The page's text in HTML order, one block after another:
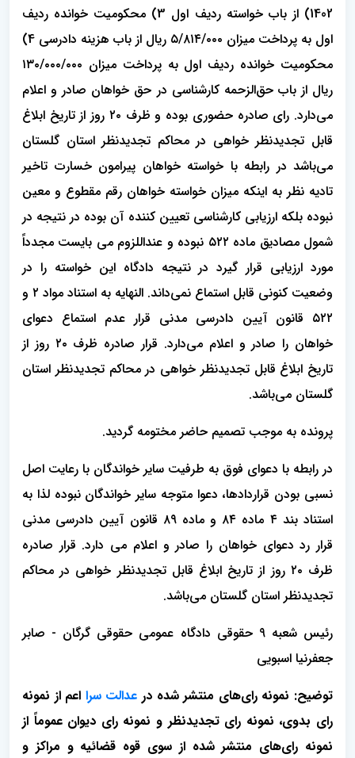
1402) از باب خواسته ردیف اول 3) محکومیت خوانده ردیف
اول به پرداخت میزان ۵/۸۱۴/۰۰۰ ریال از باب هزینه دادرسی 4)
محکومیت خوانده ردیف اول به پرداخت میزان ۱۳۰/۰۰۰/۰۰۰
ریال از باب حق‌الزحمه کارشناسی در حق خواهان صادر و اعلام
می‌دارد. رای صادره حضوری بوده و ظرف ۲۰ روز از تاریخ ابلاغ
قابل تجدیدنظر خواهی در محاکم تجدیدنظر استان گلستان
می‌باشد در رابطه با خواسته خواهان پیرامون خسارت تاخیر
تادیه نظر به اینکه میزان خواسته خواهان رقم مقطوع و معین
نبوده بلکه ارزیابی کارشناسی تعیین کننده آن بوده در نتیجه در
شمول مصادیق ماده ۵۲۲ نبوده و عنداللزوم می بایست مجدداً
مورد ارزیابی قرار گیرد در نتیجه دادگاه این خواسته را در
وضعیت کنونی قابل استماع نمی‌داند. النهایه به استناد مواد ۲ و
۵۲۲ قانون آیین دادرسی مدنی قرار عدم استماع دعوای
خواهان را صادر و اعلام می‌دارد. قرار صادره ظرف ۲۰ روز از
تاریخ ابلاغ قابل تجدیدنظر خواهی در محاکم تجدیدنظر استان
گلستان می‌باشد.
پرونده به موجب تصمیم حاضر مختومه گردید.
در رابطه با دعوای فوق به طرفیت سایر خواندگان با رعایت اصل
نسبی بودن قراردادها، دعوا متوجه سایر خواندگان نبوده لذا به
استناد بند ۴ ماده ۸۴ و ماده ۸۹ قانون آیین دادرسی مدنی
قرار رد دعوای خواهان را صادر و اعلام می دارد. قرار صادره
ظرف ۲۰ روز از تاریخ ابلاغ قابل تجدیدنظر خواهی در محاکم
تجدیدنظر استان گلستان می‌باشد.
رئیس شعبه 9 حقوقی دادگاه عمومی حقوقی گرگان - صابر
جعفرنیا اسبویی
توضیح: نمونه رای‌های منتشر شده در عدالت سرا اعم از نمونه
رای بدوی، نمونه رای تجدیدنظر و نمونه رای دیوان عموماً از
نمونه رای‌های منتشر شده از سوی قوه قضائیه و مراکز و